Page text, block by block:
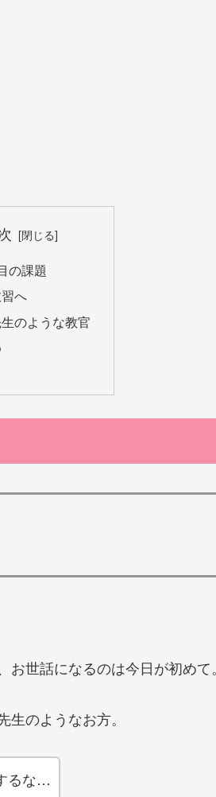
の課題
へ
のような教官
世話になるのは今日が初めて。
のようなお方。
るな…